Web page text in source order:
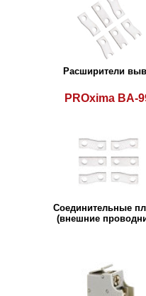
Расширители
PROxima BA-
Соединительные
(внешние